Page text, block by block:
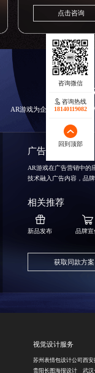
点击咨询
AR游戏为企业提供了新的
广告营销
AR游戏在广告营销中的
技术融入广告内容，品
相关推荐
新品发布 品牌宣
获取同款方案
咨询热线
18140119082
回到顶部
视觉设计服务
苏州表情包设计公司 西安
贵阳长图海报设计
武汉